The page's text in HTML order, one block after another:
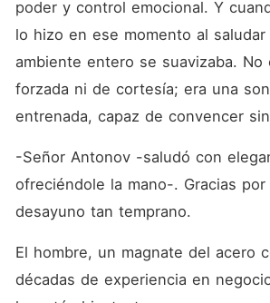
poder y control emocional. Y
lo hizo en ese momento al
ambiente entero se suavizaba. No
forzada ni de cortesía; era una
entrenada, capaz de convencer
-Señor Antonov -saludó con
ofreciéndole la mano-. Gracias
desayuno tan temprano.
El hombre, un magnate del acero
décadas de experiencia en